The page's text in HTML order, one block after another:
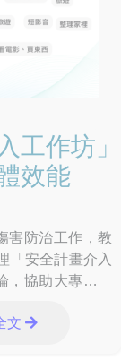
工作坊」
效能
害防治工作，教
「安全計畫介入
協助大專校院
文